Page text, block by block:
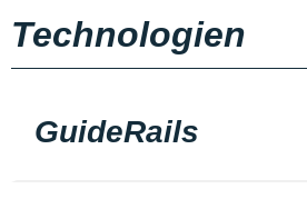
Technologien
GuideRails